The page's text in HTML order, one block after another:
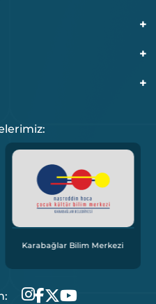
+
+
+
Karabağlar Bilim Merkezi